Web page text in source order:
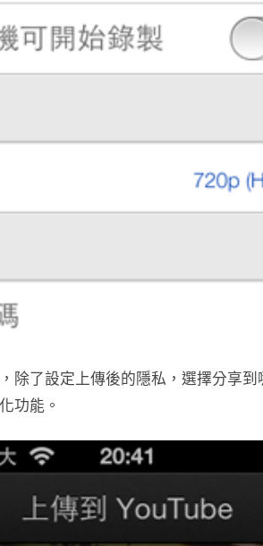
除了設定上傳後的隱私，選擇分享到
功能。